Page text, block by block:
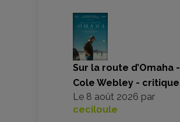
Sur la route d’Omaha -
Cole Webley - critique
Le 8 août 2026 par
ceciloule